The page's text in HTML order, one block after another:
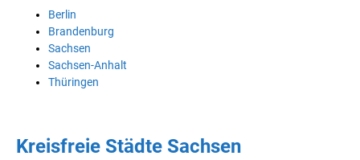
Berlin
Brandenburg
Sachsen
Sachsen-Anhalt
Thüringen
Kreisfreie Städte Sachsen